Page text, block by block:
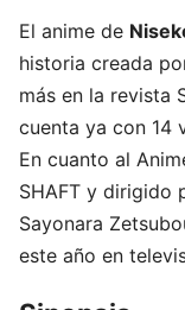
El anime de
historia creada
más en la revista
cuenta ya con 14
En cuanto al
SHAFT y dirigido
Sayonara
este año en